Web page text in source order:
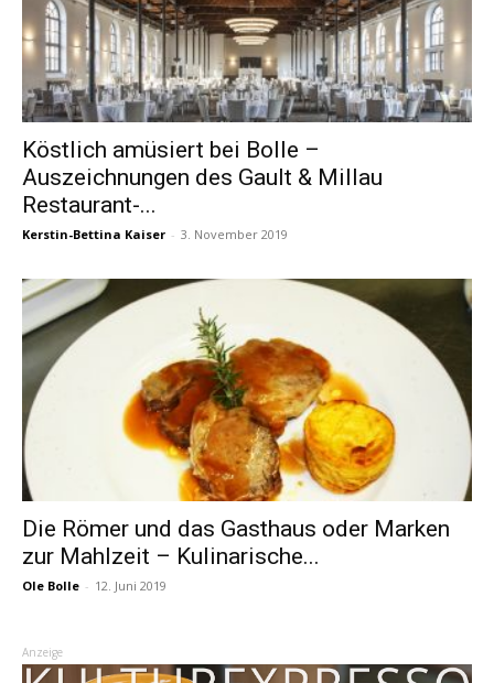
Köstlich amüsiert bei Bolle –
Auszeichnungen des Gault & Millau
Restaurant-...
Kerstin-Bettina Kaiser - 3. November 2019
Die Römer und das Gasthaus oder Marken
zur Mahlzeit – Kulinarische...
Ole Bolle - 12. Juni 2019
Anzeige